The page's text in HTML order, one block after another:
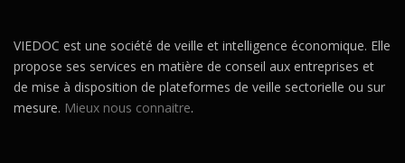
VIEDOC est une société de veille et intelligence économique. Elle
propose ses services en matière de conseil aux entreprises et
de mise à disposition de plateformes de veille sectorielle ou sur
mesure. Mieux nous connaitre.